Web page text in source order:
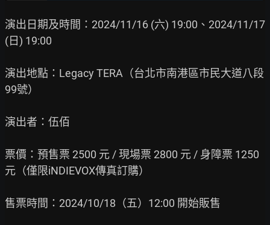
演出日期及時間：2024/11/16 (六) 19:00、2024/11/17
(日) 19:00
演出地點：Legacy TERA（台北市南港區市民大道八段
99號）
演出者：伍佰
票價：預售票 2500 元 / 現場票 2800 元 / 身障票 1250
元（僅限iNDIEVOX傳真訂購）
售票時間：2024/10/18（五）12:00 開始販售